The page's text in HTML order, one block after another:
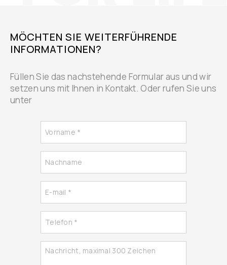
MÖCHTEN SIE WEITERFÜHRENDE
INFORMATIONEN?
Füllen Sie das nachstehende Formular aus und wir
setzen uns mit Ihnen in Kontakt. Oder rufen Sie uns
unter